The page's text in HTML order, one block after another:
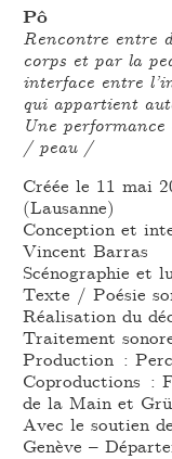
Pô
Rencontre entre
corps et par la
interface entre
qui appartient
Une
/ peau /
Créée le 11 mai
(Lausanne)
Conception et
Vincent Barras
Scénographie et
Texte / Poésie
Réalisation du
Traitement
Production :
Coproductions :
de la Main et
Avec le soutien
Genève –